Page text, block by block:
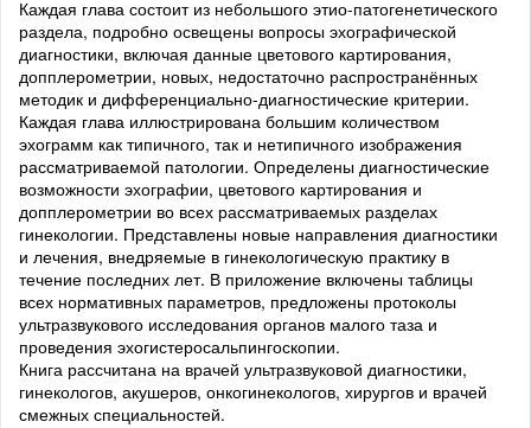
Каждая глава состоит из небольшого этио-патогенетического
раздела, подробно освещены вопросы эхографической
диагностики, включая данные цветового картирования,
допплерометрии, новых, недостаточно распространённых
методик и дифференциально-диагностические критерии.
Каждая глава иллюстрирована большим количеством
эхограмм как типичного, так и нетипичного изображения
рассматриваемой патологии. Определены диагностические
возможности эхографии, цветового картирования и
допплерометрии во всех рассматриваемых разделах
гинекологии. Представлены новые направления диагностики
и лечения, внедряемые в гинекологическую практику в
течение последних лет. В приложение включены таблицы
всех нормативных параметров, предложены протоколы
ультразвукового исследования органов малого таза и
проведения эхогистеросальпингоскопии.
Книга рассчитана на врачей ультразвуковой диагностики,
гинекологов, акушеров, онкогинекологов, хирургов и врачей
смежных специальностей.